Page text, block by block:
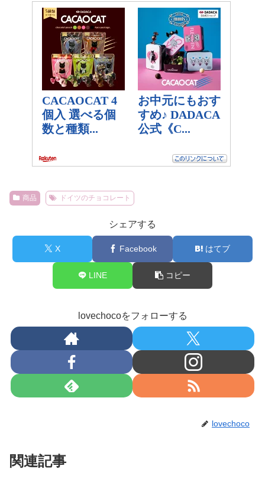
商品 ドイツのチョコレート
シェアする
X Facebook はてブ
LINE コピー
lovechocoをフォローする
lovechoco
関連記事